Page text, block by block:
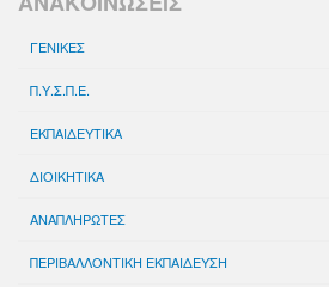
ΓΕΝΙΚΕΣ
Π.Υ.Σ.Π.Ε.
ΕΚΠΑΙΔΕΥΤΙΚΑ
ΔΙΟΙΚΗΤΙΚΑ
ΑΝΑΠΛΗΡΩΤΕΣ
ΠΕΡΙΒΑΛΛΟΝΤΙΚΗ ΕΚΠΑΙΔΕΥΣΗ